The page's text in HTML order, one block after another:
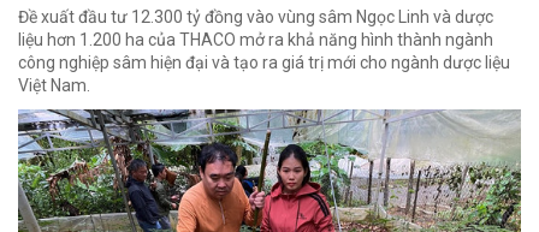
Đề xuất đầu tư 12.300 tỷ đồng vào vùng sâm Ngọc Linh và dược
liệu hơn 1.200 ha của THACO mở ra khả năng hình thành ngành
công nghiệp sâm hiện đại và tạo ra giá trị mới cho ngành dược liệu
Việt Nam.